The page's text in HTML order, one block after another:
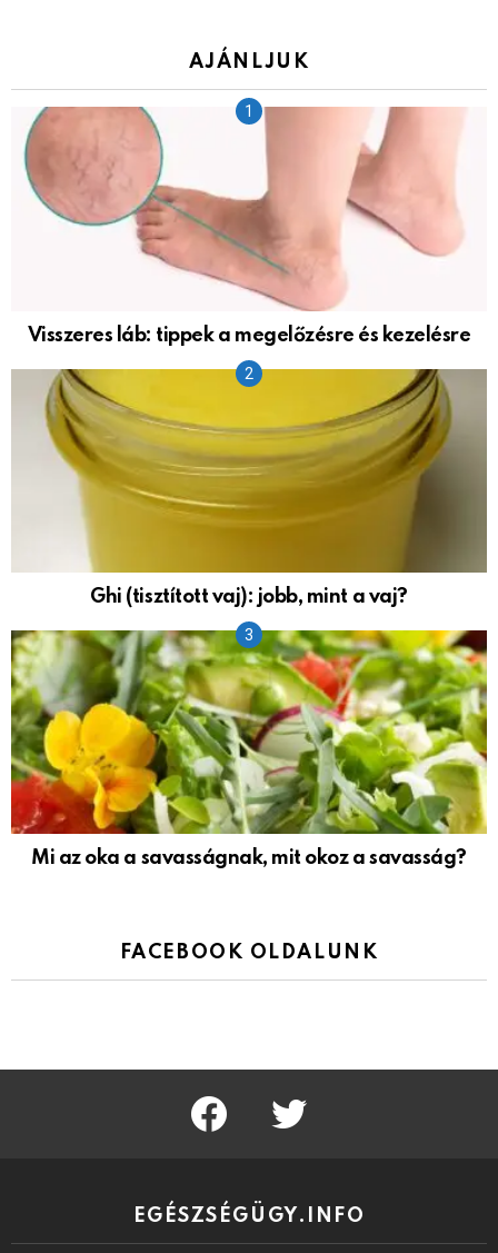
AJÁNLJUK
Visszeres láb: tippek a megelőzésre és kezelésre
Ghi (tisztított vaj): jobb, mint a vaj?
Mi az oka a savasságnak, mit okoz a savasság?
FACEBOOK OLDALUNK
facebook twitter
EGÉSZSÉGÜGY.INFO